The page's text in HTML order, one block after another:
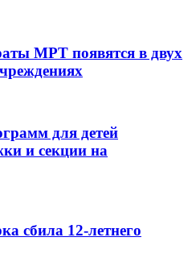
МРТ появятся в двух
для детей
и секции на
сбила 12-летнего